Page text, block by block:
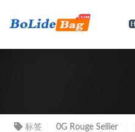
标签 0G Rouge Sellier